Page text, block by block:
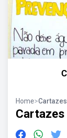
Home>
Cartazes